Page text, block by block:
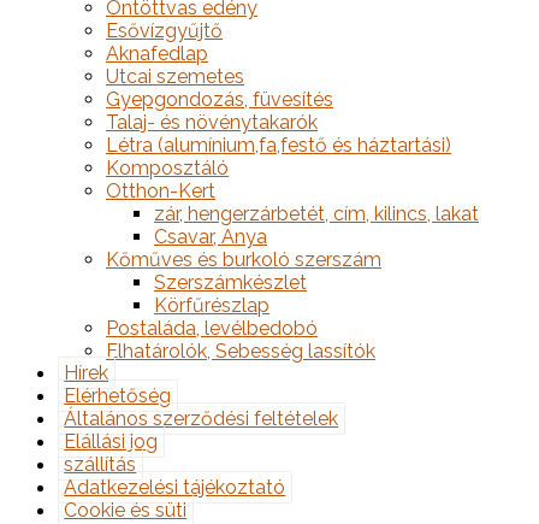
Öntöttvas edény
Esővízgyűjtő
Aknafedlap
Utcai szemetes
Gyepgondozás, füvesítés
Talaj- és növénytakarók
Létra (alumínium,fa,festő és háztartási)
Komposztáló
Otthon-Kert
zár, hengerzárbetét, cím, kilincs, lakat
Csavar, Anya
Kőműves és burkoló szerszám
Szerszámkészlet
Körfűrészlap
Postaláda, levélbedobó
Elhatárolók, Sebesség lassítók
Hírek
Elérhetőség
Általános szerződési feltételek
Elállási jog
szállítás
Adatkezelési tájékoztató
Cookie és süti